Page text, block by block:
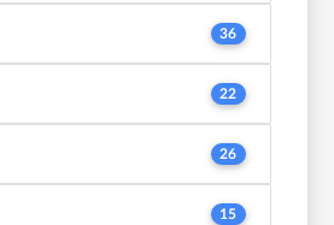
36
22
26
15